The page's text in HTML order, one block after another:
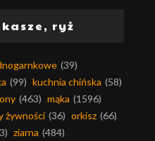
ryż
(39)
(99) kuchnia chińska (58)
(463) mąka (1596)
żywności (36) orkisz (66)
ziarna (484)